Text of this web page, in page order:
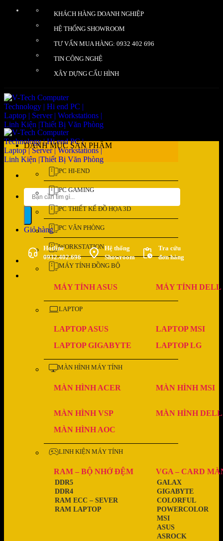
KHÁCH HÀNG DOANH NGHIỆP
HỆ THỐNG SHOWROOM
TƯ VẤN MUA HÀNG: 0932 402 696
TIN CÔNG NGHỆ
XÂY DỰNG CẤU HÌNH
Tìm
kiếm:
Giỏ hàng
Hotline
0932.402.696
Hệ thống
Showroom
Tra cứu
đơn hàng
DANH MỤC SẢN PHẨM
PC HI-END
PC GAMING
PC THIẾT KẾ ĐỒ HỌA 3D
PC VĂN PHÒNG
WORKSTATION
MÁY TÍNH ĐỒNG BỘ
MÁY TÍNH ASUS MÁY TÍNH DELL
LAPTOP
LAPTOP ASUS
LAPTOP MSI
LAPTOP GIGABYTE
LAPTOP LG
MÀN HÌNH MÁY TÍNH
MÀN HÌNH ACER MÀN HÌNH MSI
MÀN HÌNH VSP
MÀN HÌNH DELL
MÀN HÌNH AOC
LINH KIỆN MÁY TÍNH
RAM – BỘ NHỚ ĐỆM
RAM LAPTOP
RAM ECC – SEVER
DDR4
DDR5
VGA – CARD
ASROCK
ASUS
MSI
POWERCOLOR
COLORFUL
GIGABYTE
GALAX